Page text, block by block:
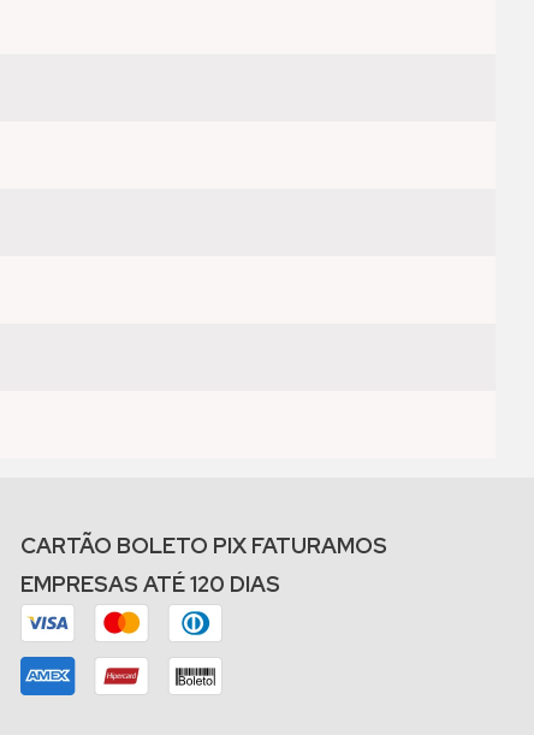
CARTÃO BOLETO PIX FATURAMOS
EMPRESAS ATÉ 120 DIAS